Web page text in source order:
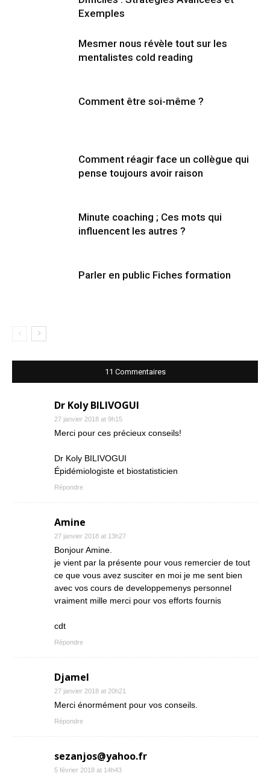
Exemples
Mesmer nous révèle tout sur les
mentalistes cold reading
Comment être soi-même ?
Comment réagir face un collègue qui
pense toujours avoir raison
Minute coaching ; Ces mots qui
influencent les autres ?
Parler en public Fiches formation
11 Commentaires
Dr Koly BILIVOGUI
27 janvier 2018 at 9h15
Merci pour ces précieux conseils!
Dr Koly BILIVOGUI
Épidémiologiste et biostatisticien
Répondre
Amine
27 janvier 2018 at 13h27
Bonjour Amine.
je vient par la présente pour vous remercier de tout
ce que vous avez susciter en moi je me sent bien
avec vos cours de developpemenys personnel
vraiment mille merci pour vos efforts fournis
cdt
Répondre
Djamel
27 janvier 2018 at 20h21
Merci énormément pour vos conseils.
Répondre
sezanjos@yahoo.fr
5 février 2018 at 14h43